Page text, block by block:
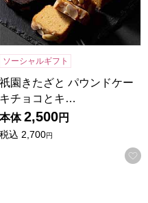
に入りに登録する
ソーシャルギフト
祇園きたざと パウンドケー
キチョコとキ…
本体 2,500円
税込 2,700円
【年間ギフト】